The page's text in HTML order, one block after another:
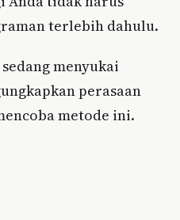
terlebih dahulu.
menyukai
perasaan
metode ini.